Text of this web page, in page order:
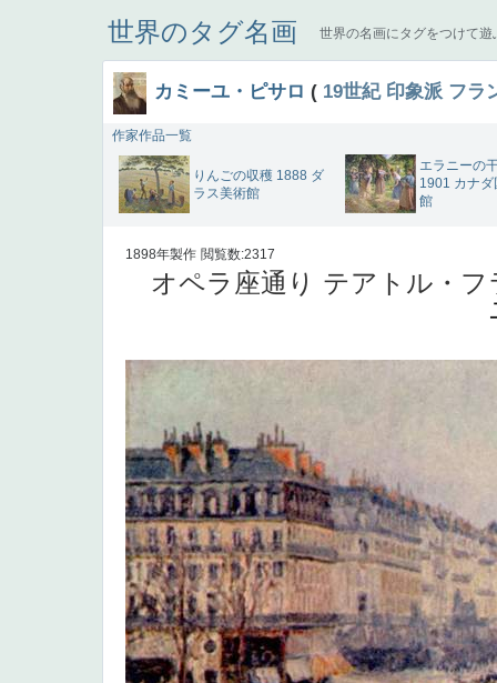
世界のタグ名画 世界の名画にタグをつけて遊
カミーユ・ピサロ ( 19世紀 印象派 フラ
作家作品一覧
りんごの収穫 1888 ダ
ラス美術館
エラニーの
1901 カナダ
館
1898年製作 閲覧数:2317
オペラ座通り テアトル・